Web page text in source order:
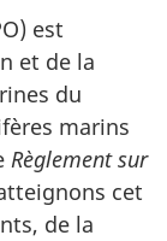
est
et de la
du
marins
Règlement sur
cet
de la